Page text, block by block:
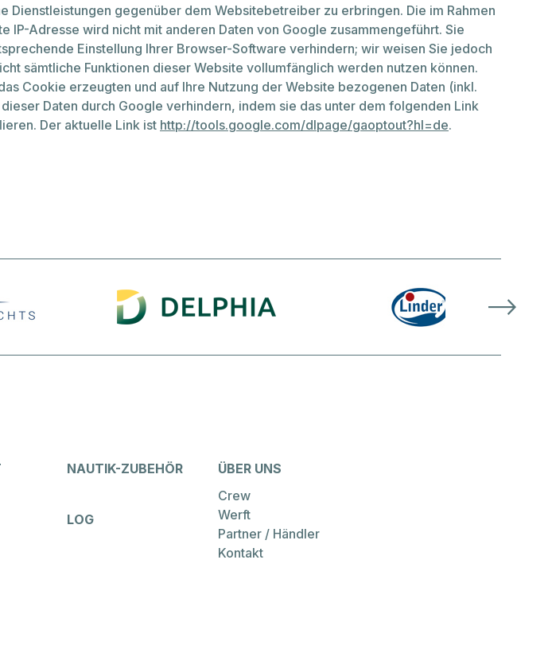
Dienstleistungen gegenüber dem Websitebetreiber zu erbringen. Die im Rahmen
Adresse wird nicht mit anderen Daten von Google zusammengeführt. Sie
Einstellung Ihrer Browser-Software verhindern; wir weisen Sie jedoch
sämtliche Funktionen dieser Website vollumfänglich werden nutzen können.
Cookie erzeugten und auf Ihre Nutzung der Website bezogenen Daten (inkl.
Daten durch Google verhindern, indem sie das unter dem folgenden Link
Der aktuelle Link ist http://tools.google.com/dlpage/gaoptout?hl=de.
NAUTIK-ZUBEHÖR
LOG
ÜBER UNS
Crew
Werft
Partner / Händler
Kontakt